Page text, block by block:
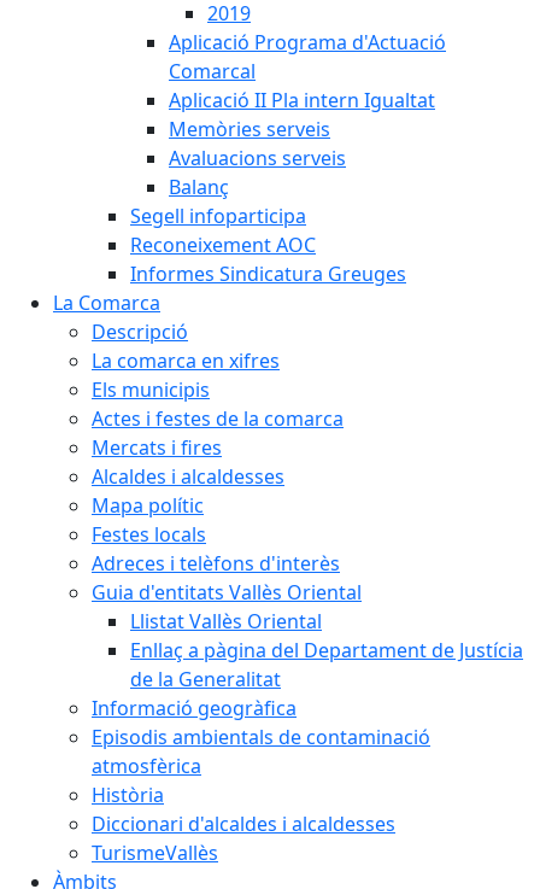
2019
Aplicació Programa d'Actuació
Comarcal
Aplicació II Pla intern Igualtat
Memòries serveis
Avaluacions serveis
Balanç
Segell infoparticipa
Reconeixement AOC
Informes Sindicatura Greuges
La Comarca
Descripció
La comarca en xifres
Els municipis
Actes i festes de la comarca
Mercats i fires
Alcaldes i alcaldesses
Mapa polític
Festes locals
Adreces i telèfons d'interès
Guia d'entitats Vallès Oriental
Llistat Vallès Oriental
Enllaç a pàgina del Departament de Justícia
de la Generalitat
Informació geogràfica
Episodis ambientals de contaminació
atmosfèrica
Història
Diccionari d'alcaldes i alcaldesses
TurismeVallès
Àmbits